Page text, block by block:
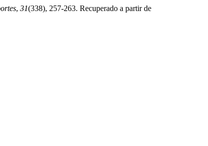
, 31(338), 257-263. Recuperado a partir de